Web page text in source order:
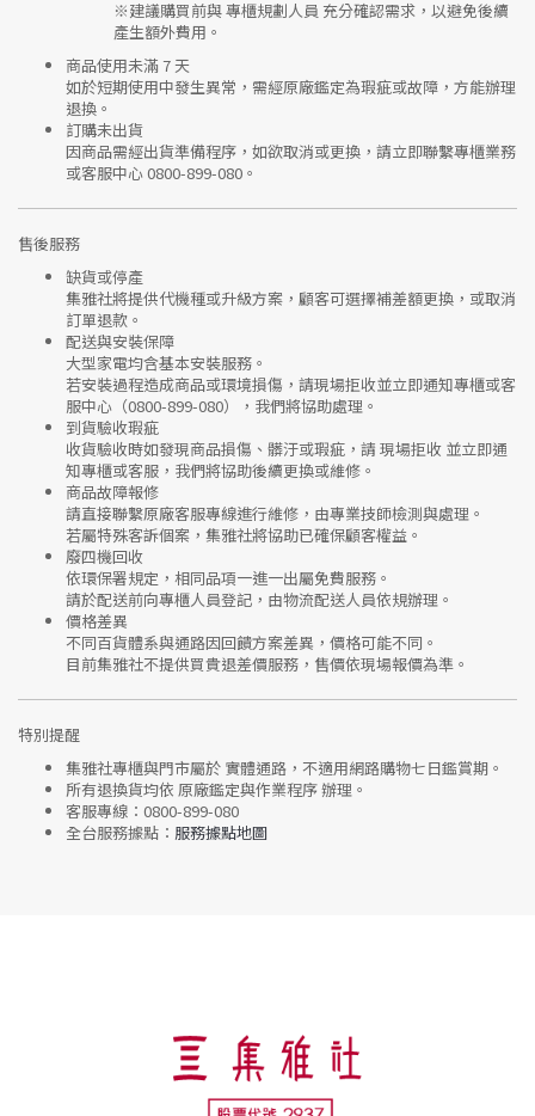
※建議購買前與專櫃規劃人員 充分確認需求，以避免後續
產生額外費用。
商品使用未滿 7 天
如於短期使用中發生異常，需經原廠鑑定為瑕疵或故障，方能辦理
退換。
訂購未出貨
因商品需經出貨準備程序，如欲取消或更換，請立即聯繫專櫃業務
或客服中心 0800-899-080 。
售後服務
缺貨或停產
集雅社將提供代機種或升級方案 ，顧客可選擇補差額更換，或取消
訂單退款。
配送與安裝保障
大型家電均含基本安裝服務。
若安裝過程造成商品或環境損傷，請現場拒收並立即通知專櫃或客
服中心 （0800-899-080），我們將協助處理。
到貨驗收瑕疵
收貨驗收時如發現商品損傷、髒汙或瑕疵 ，請 現場拒收 並立即通
知專櫃或客服，我們將協助後續更換或維修。
商品故障報修
請直接聯繫原廠客服專線進行維修，由專業技師檢測與處理。
若屬特殊客訴個案，集雅社將協助已確保顧客權益。
廢四機回收
依環保署規定，相同品項一進一出屬免費服務。
請於配送前向專櫃人員登記，由物流配送人員依規辦理。
價格差異
不同百貨體系與通路因回饋方案差異，價格可能不同。
目前集雅社不提供買貴退差價服務 ，售價依現場報價為準。
特別提醒
集雅社專櫃與門市屬於 實體通路，不適用網路購物七日鑑賞期 。
所有退換貨均依 原廠鑑定與作業程序辦理。
客服專線： 0800-899-080
全台服務據點： 服務據點地圖